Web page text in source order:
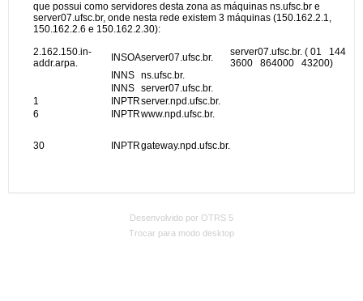
Desenvolvido por OTRS 5
Trocar para modo desktop